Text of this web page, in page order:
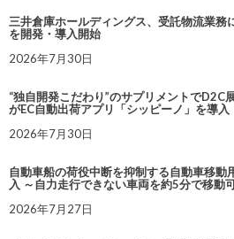
三井倉庫ホールディングス、受託物流業務
を開発・導入開始
2026年7月30日
“独自開発こだわり”のサプリメントでD2C
がEC自動出荷アプリ「シッピーノ」を導入
2026年7月30日
自動車船の荷役中断を抑制する自動車移動
入 ～自力走行できない車両を約5分で移動
2026年7月27日